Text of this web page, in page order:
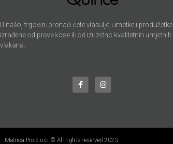
U našoj trgovini pronaći ćete vlasulje, umetke i produžetke
izrađene od prave kose ili od izuzetno kvalitetnih umjetnih
vlakana.
Matrica Pro d.o.o. © All rights reserved 2023